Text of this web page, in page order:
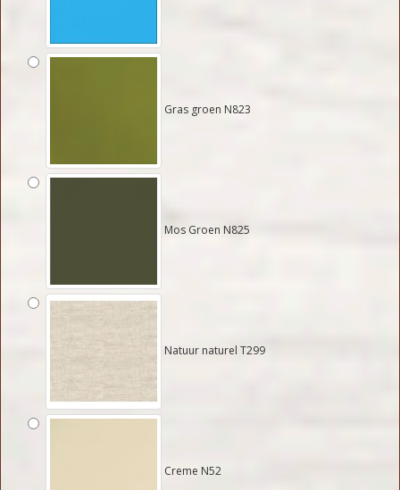
Gras groen N823
Mos Groen N825
Natuur naturel T299
Creme N52